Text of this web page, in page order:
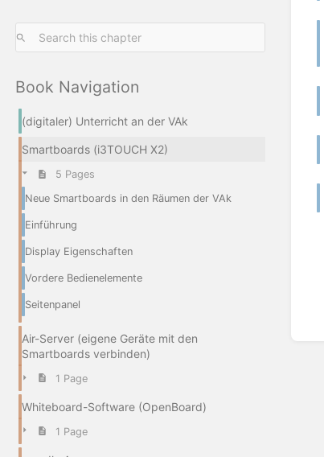
Book Navigation
(digitaler) Unterricht an der VAk
Smartboards (i3TOUCH X2)
5 Pages
Neue Smartboards in den Räumen der VAk
Einführung
Display Eigenschaften
Vordere Bedienelemente
Seitenpanel
Air-Server (eigene Geräte mit den
Smartboards verbinden)
1 Page
Whiteboard-Software (OpenBoard)
1 Page